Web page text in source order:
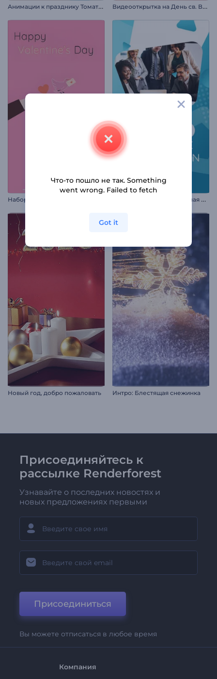
А
нимации к празднику Томатина В
идеооткрытка на День св. Валентина
Д
инамичная корпоративная презентация
Новый год, добро пожаловать Интро: Блестящая снежинка
Присоединяйтесь к
рассылке Renderforest
Узнавайте о последних новостях и
новых предложениях первыми
Присоединиться
Вы можете отписаться в любое время
Компания
Что-то пошло не так. Something
went wrong. Failed to fetch
Got it